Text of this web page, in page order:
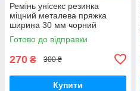
Ремінь унісекс резинка
міцний металева пряжка
ширина 30 мм чорний
Готово до відправки
270 ₴ 300 ₴
Купити